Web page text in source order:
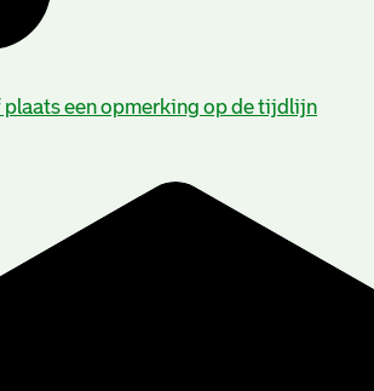
plaats een opmerking op de tijdlijn